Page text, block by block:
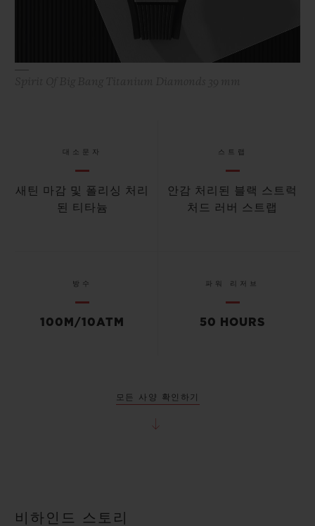
대소문자
새틴 마감 및 폴리싱 처리
된 티타늄
스트랩
안감 처리된 블랙 스트럭
처드 러버 스트랩
방수
100M/10ATM
파워 리저브
50 HOURS
모든 사양 확인하기
비하인드 스토리